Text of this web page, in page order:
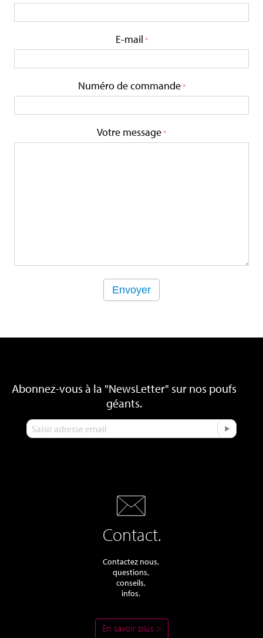
E-mail
Numéro de commande
Votre message
Envoyer
Abonnez-vous à la "NewsLetter" sur nos poufs
géants.
Contact.
Contactez nous,
questions,
conseils,
infos.
En savoir plus >